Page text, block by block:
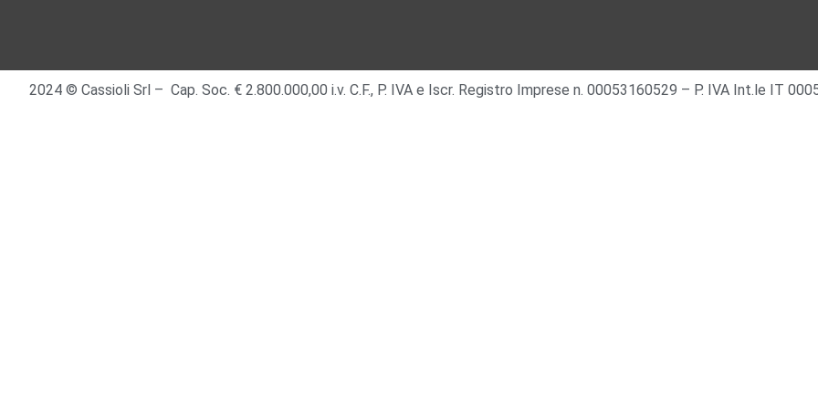
2024 © Cassioli Srl – Cap. Soc. € 2.800.000,00 i.v. C.F., P. IVA e Iscr. Registro Imprese n. 00053160529 – P. IVA Int.le IT